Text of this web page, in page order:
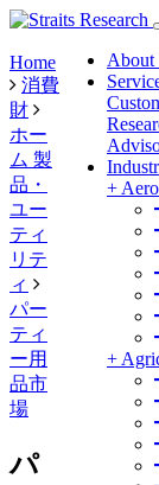
About
+
+
Home
消費
財
ホー
ム 製
品・
ユー
ティ
リテ
ィ
パー
ティ
ー用
品市
場
パ